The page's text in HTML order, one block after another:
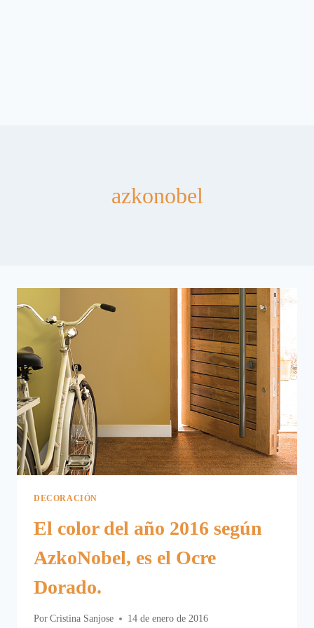
azkonobel
DECORACIÓN
El color del año 2016 según
AzkoNobel, es el Ocre
Dorado.
Por Cristina Sanjose 14 de enero de 2016